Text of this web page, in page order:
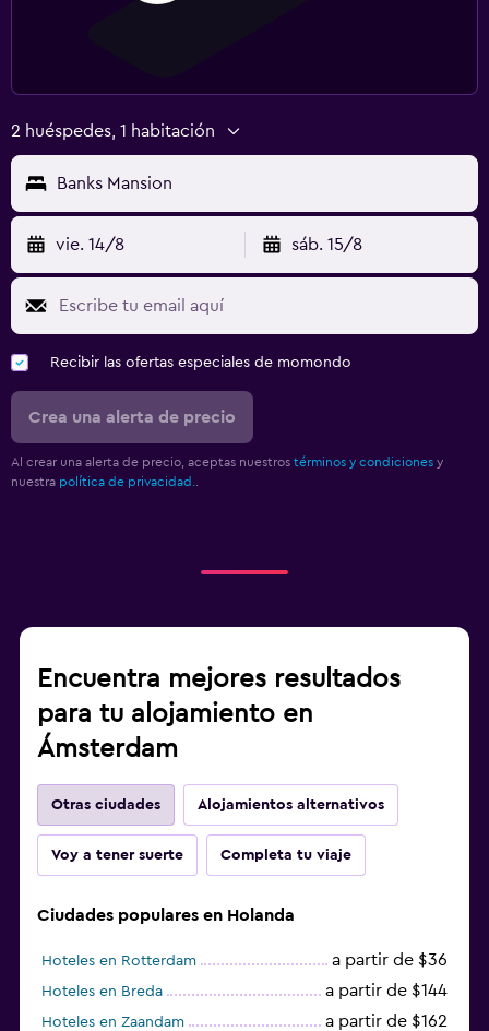
2 huéspedes, 1 habitación
Banks Mansion
vie. 14/8 sáb. 15/8
Recibir las ofertas especiales de momondo
Crea una alerta de precio
Al crear una alerta de precio, aceptas nuestros términos y condiciones y
nuestra política de privacidad.
Encuentra mejores resultados
para tu alojamiento en
Ámsterdam
Otras ciudades Alojamientos alternativos
Voy a tener suerte Completa tu viaje
Ciudades populares en Holanda
Hoteles en Rotterdam a partir de $36
Hoteles en Breda a partir de $144
Hoteles en Zaandam a partir de $162